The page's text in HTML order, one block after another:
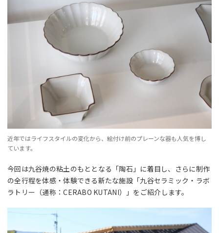
近年ではライフスタイルの変化から、絵付け前のプレーンな器も人気を博し
ています。
今回は九谷焼の粘土のもととなる「陶石」に着目し、さらに制作
の全行程を体感・体験できる新たな施設「九⾕セラミック・ラボ
ラトリー（通称：CERABO KUTANI）」をご紹介します。